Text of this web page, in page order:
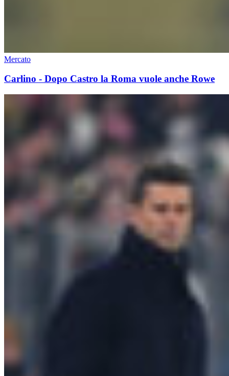
Mercato
Carlino - Dopo Castro la Roma vuole anche Rowe